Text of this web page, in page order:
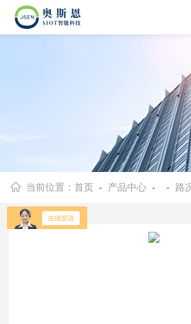
当前位置：首页 - 产品中心 - - 路